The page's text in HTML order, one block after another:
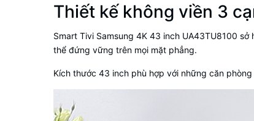
Thiết kế không viền 3
Smart Tivi Samsung 4K 43 inch UA43TU8100 sở
thể đứng vững trên mọi mặt phẳng.
Kích thước 43 inch phù hợp với những căn